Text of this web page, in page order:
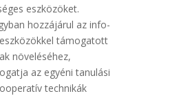
eszközöket.
hozzájárul az info-
támogatott
növeléséhez,
az egyéni tanulási
technikák